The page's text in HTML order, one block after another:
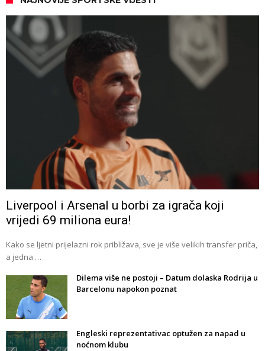
Liverpool i Arsenal u borbi za igrača koji
vrijedi 69 miliona eura!
Kako se ljetni prijelazni rok približava, sve je više velikih transfer priča,
a jedna …
Dilema više ne postoji – Datum dolaska Rodrija u
Barcelonu napokon poznat
Engleski reprezentativac optužen za napad u
noćnom klubu